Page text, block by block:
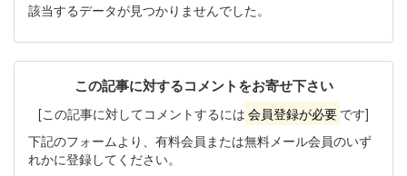
該当するデータが見つかりませんでした。
この記事に対するコメントをお寄せ下さい
[この記事に対してコメントするには 会員登録が必要 です]
下記のフォームより、有料会員または無料メール会員のいず
れかに登録してください。